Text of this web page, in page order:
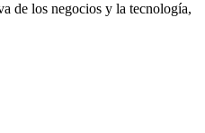
de los negocios y la tecnología,